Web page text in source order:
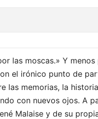
las moscas.» Y
el irónico punto de
las memorias, la
con nuevos ojos. A
Malaise y de su